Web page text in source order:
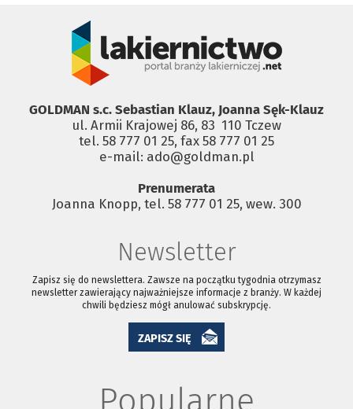
GOLDMAN s.c. Sebastian Klauz, Joanna Sęk-Klauz
ul. Armii Krajowej 86, 83 ­ 110 Tczew
tel. 58 777 01 25, fax 58 777 01 25
e-mail: ado@goldman.pl
Prenumerata
Joanna Knopp, tel. 58 777 01 25, wew. 300
Newsletter
Zapisz się do newslettera. Zawsze na początku tygodnia otrzymasz
newsletter zawierający najważniejsze informacje z branży. W każdej
chwili będziesz mógł anulować subskrypcję.
ZAPISZ SIĘ
Popularne